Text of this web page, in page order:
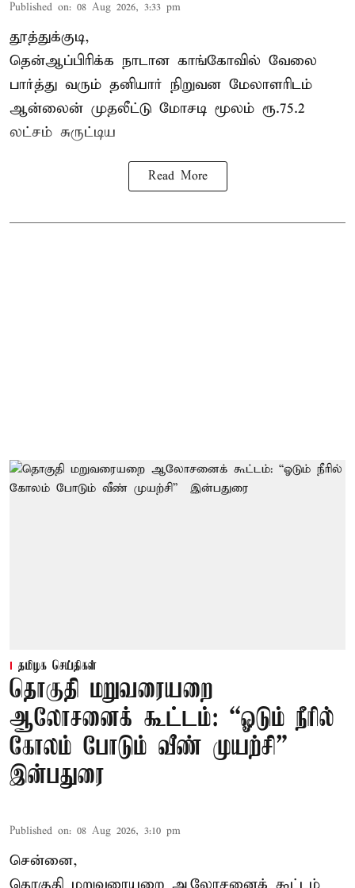
Published on: 08 Aug 2026, 3:33 pm
தூத்துக்குடி,
தென்ஆப்பிரிக்க நாடான காங்கோவில் வேலை
பார்த்து வரும் தனியார் நிறுவன மேலாளரிடம்
ஆன்லைன் முதலீட்டு மோசடி மூலம் ரூ.75.2
லட்சம் சுருட்டிய
Read More
தமிழக செய்திகள்
தொகுதி மறுவரையறை
ஆலோசனைக் கூட்டம்: “ஓடும் நீரில்
கோலம் போடும் வீண் முயற்சி” –
இன்பதுரை
Published on: 08 Aug 2026, 3:10 pm
சென்னை,
தொகுதி மறுவரையறை ஆலோசனைக் கூட்டம்